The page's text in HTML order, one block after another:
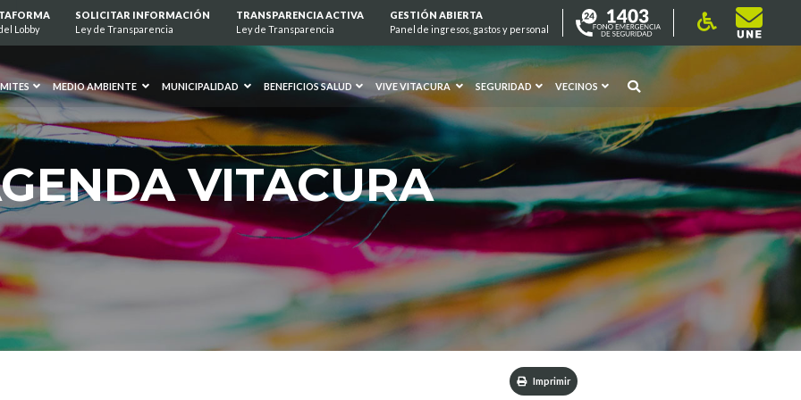
Lobby
SOLICITAR INFORMACIÓN
Ley de Transparencia
TRANSPARENCIA ACTIVA
Ley de Transparencia
GESTIÓN ABIERTA
Panel de ingresos, gastos y personal
MEDIO AMBIENTE MUNICIPALIDAD BENEFICIOS SALUD VIVE VITACURA SEGURIDAD VECINOS
VITACURA
Imprimir